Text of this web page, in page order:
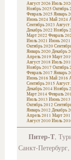
Август 2026 Июль
Ноябрь 2025 Октябрь
Февраль 2025 Январь
Июнь 2024Май 2024
Сентябрь 2023 Август
Декабрь 2022 Ноябрь
Март 2022 Февраль
Июль 2021 Июнь 2021
Октябрь 2020
Январь 2020Декабрь
Апрель 2019 Март
Август 2018 Июль
Ноябрь 2017 Октябрь
Февраль 2017 Январь
Июнь 2016 Май 2016
Сентябрь 2015 Август
Декабрь 2014Ноябрь
Март 2014Февраль
Июль 2013 Июнь 2013
Октябрь 2012
Январь 2012 Декабрь
Апрель 2011 Март
Август 2010Июль
Питер-Т,
Санкт-